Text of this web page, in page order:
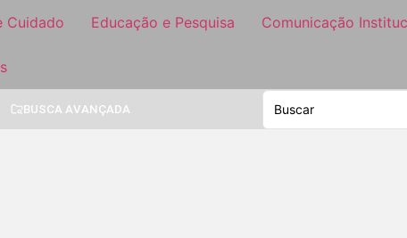
Cuidado Educação e Pesquisa Comunicação
BUSCA AVANÇADA